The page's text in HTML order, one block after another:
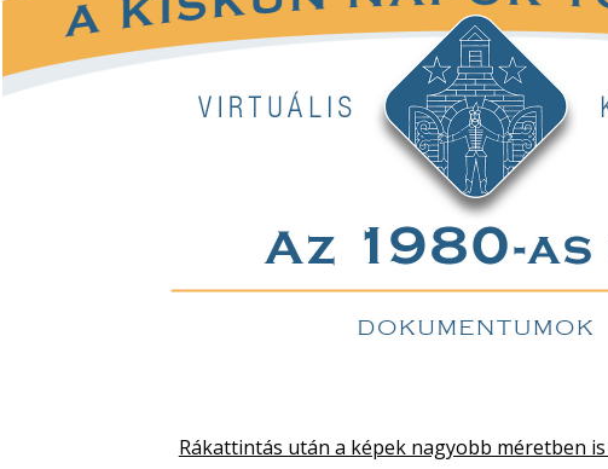
Rákattintás után a képek nagyobb méretben